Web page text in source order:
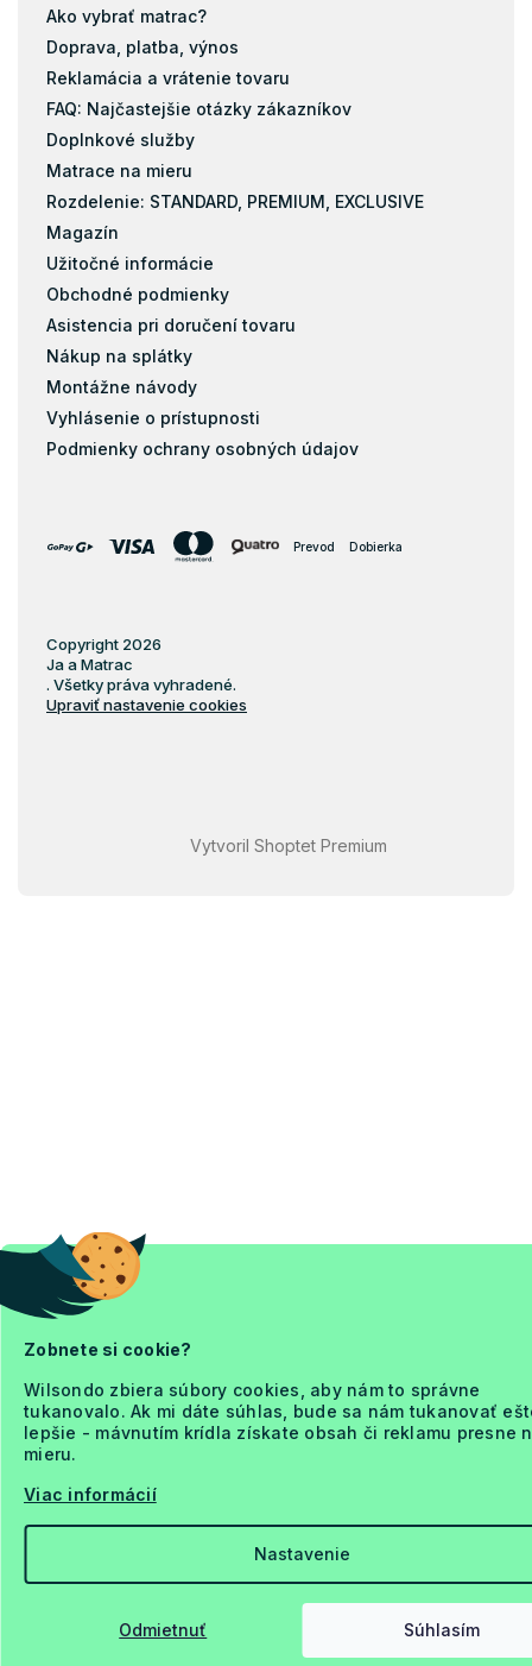
Zobnete si cookie?
Wilsondo zbiera súbory cookies, aby nám to správne
tukanovalo. Ak mi dáte súhlas, bude sa nám tukanovať
lepšie - mávnutím krídla získate obsah či reklamu presne
mieru.
Viac informácií
Nastavenie
Odmietnuť Súhlasím
Ako vybrať matrac?
Doprava, platba, výnos
Reklamácia a vrátenie tovaru
FAQ: Najčastejšie otázky zákazníkov
Doplnkové služby
Matrace na mieru
Rozdelenie: STANDARD, PREMIUM, EXCLUSIVE
Magazín
Užitočné informácie
Obchodné podmienky
Asistencia pri doručení tovaru
Nákup na splátky
Montážne návody
Vyhlásenie o prístupnosti
Podmienky ochrany osobných údajov
Prevod Dobierka
Vytvoril Shoptet Premium
Copyright 2026
Ja a Matrac
. Všetky práva vyhradené.
Upraviť nastavenie cookies